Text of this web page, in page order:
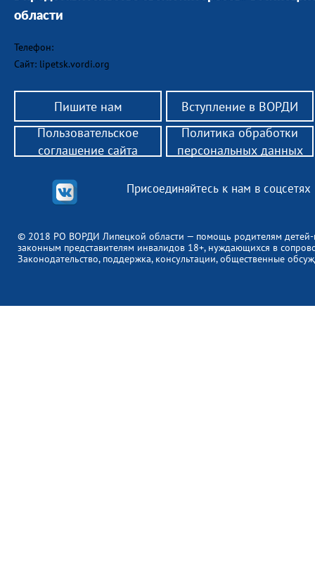
области
Телефон:
Сайт: lipetsk.vordi.org
Пишите нам Вступление в ВОРДИ
© 2018 РО ВОРДИ Липецкой области — помощь родителям
законным представителям инвалидов 18+, нуждающихся в
Законодательство, поддержка, консультации, общественные
Присоединяйтесь к нам в соцсетях
Пользовательское
соглашение сайта
Политика обработки
персональных данных